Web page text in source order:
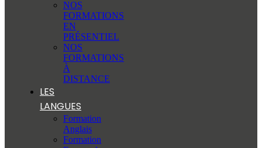
NOS
FORMATIONS
EN
PRÉSENTIEL
NOS
FORMATIONS
À
DISTANCE
LES
LANGUES
Formation
Anglais
Formation